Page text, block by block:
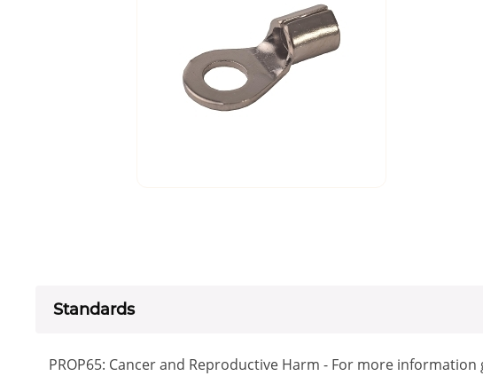
Standards
PROP65: Cancer and Reproductive Harm - For more